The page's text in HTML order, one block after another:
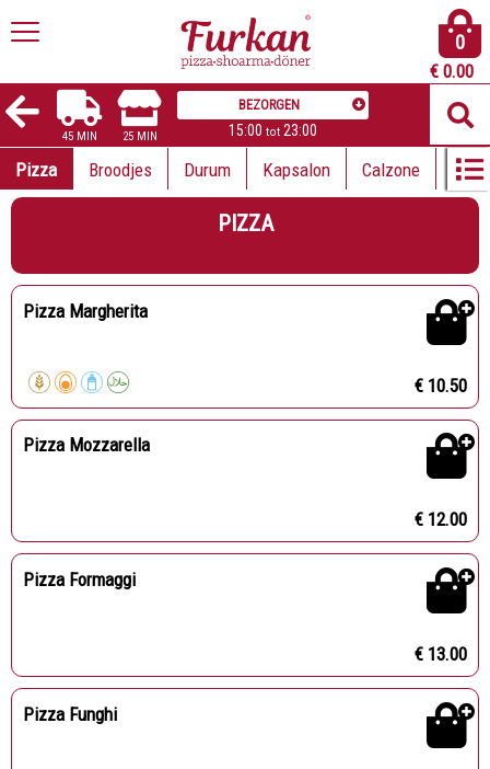
0
€ 0.00
45 MIN 25 MIN
BEZORGEN
15:00 tot 23:00
Pizza Broodjes Durum Kapsalon Calzone
PIZZA
Pizza Margherita
€ 10.50
Pizza Mozzarella
€ 12.00
Pizza Formaggi
€ 13.00
Pizza Funghi